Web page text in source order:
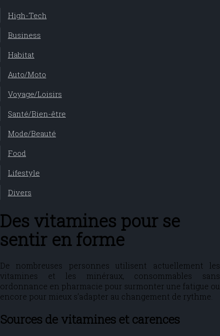
High-Tech
Business
Habitat
Auto/Moto
Voyage/Loisirs
Santé/Bien-être
Mode/Beauté
Food
Lifestyle
Divers
Des vitamines pour se
sentir en forme
De nombreuses personnes utilisent actuellement les
vitamines et les minéraux, consommables sans
ordonnance en pharmacie pour surmonter une fatigue ou
encore pour mieux s’adapter au changement de rythme.
Sources de vitamines et carences